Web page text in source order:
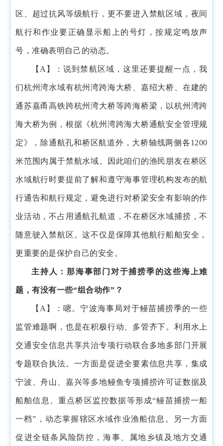
区、超过抗风等级航行，更不要进入禁航区域，夜间
航行和作业要正确显示船上的号灯，按规定鸣放声
号，准确表明自己的动态。
【 A】 ：说到禁航区域，这里还要提醒一点，我
们杭州湾水域有杭州湾跨海大桥、嘉绍大桥、在建的
通苏嘉甬高铁跨杭州湾大桥等跨海桥梁，以杭州湾跨
海大桥为例，根据《杭州湾跨海大桥通航安全管理规
定》，除通航孔和桥区航道外，大桥轴线两侧各1200
米范围内属于禁航水域。因此咱们的渔民朋友在桥区
水域航行时要提前了解和遵守海事管理机构发布的航
行通告和航行规定，避免进行对桥梁安全有影响的作
业活动，不占用通航孔航道，不在桥区水域捕捞，不
随意驶入禁航区。这不仅是保障其他航行船舶安全，
更重要的是保护自己的安全。
主持人：那海事部门对于捕捞季的这些海上难
题，有没有一些“组合动作”？
【 A】 ：嗯。宁波海事局对于鳗苗捕捞季的一些
监管难题啊，也是在积极行动、多管齐下。利用水上
交通安全信息共享共治专项行动联合多地多部门开展
专题联合执法。一方面是促进全要素信息共享，集成
宁波、舟山、嘉兴等多地鳗鱼专项捕捞许可证数据及
船舶信息、重点桥区监控数据等形成“鳗苗捕捞一船
一档”，动态掌握辖区水域作业渔船信息。另一方面
促进全链条风险防控，海事、属地乡镇及地方交通